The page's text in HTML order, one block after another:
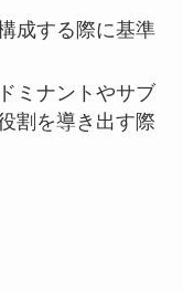
成する際に基準
ミナントやサブ
割を導き出す際